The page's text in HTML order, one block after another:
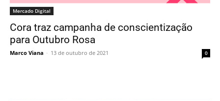
Mercado Digital
Cora traz campanha de conscientização
para Outubro Rosa
Marco Viana - 13 de outubro de 2021 0